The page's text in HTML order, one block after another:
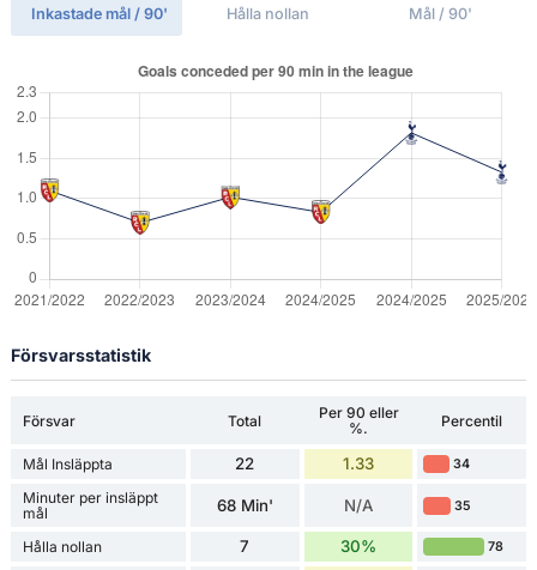
Inkastade mål / 90' Hålla nollan Mål / 90'
Försvarsstatistik
Försvar Total
Per 90 eller
%.
Percentil
Mål Insläppta 22 1.33 34
Minuter per insläppt
mål
68 Min' N/A 35
Hålla nollan 7 30% 78